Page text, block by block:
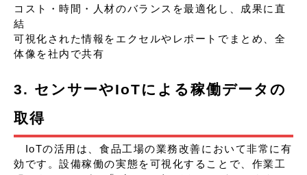
コスト・時間・人材のバランスを最適化し、成果に直
結
可視化された情報をエクセルやレポートでまとめ、全
体像を社内で共有
3. センサーやIoTによる稼働データの
取得
IoTの活用は、食品工場の業務改善において非常に有
効です。設備稼働の実態を可視化することで、作業工